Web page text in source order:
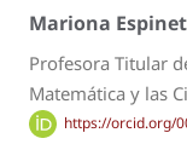
Mariona
Profesora Titular
Matemática y las
https://orcid.org/